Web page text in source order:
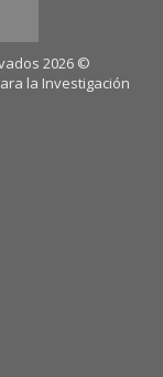
2026 ©
la Investigación